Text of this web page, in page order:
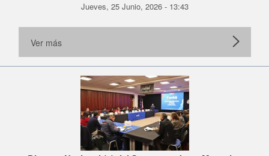
Jueves, 25 Junio, 2026 - 13:43
Ver más